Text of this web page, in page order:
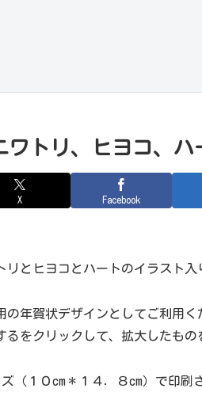
ワトリ、ヒヨコ、
X Facebook
リとヒヨコとハートのイラスト
の年賀状デザインとしてご利用く
をクリックして、拡大したも
（１０cm＊１４．８cm）で印